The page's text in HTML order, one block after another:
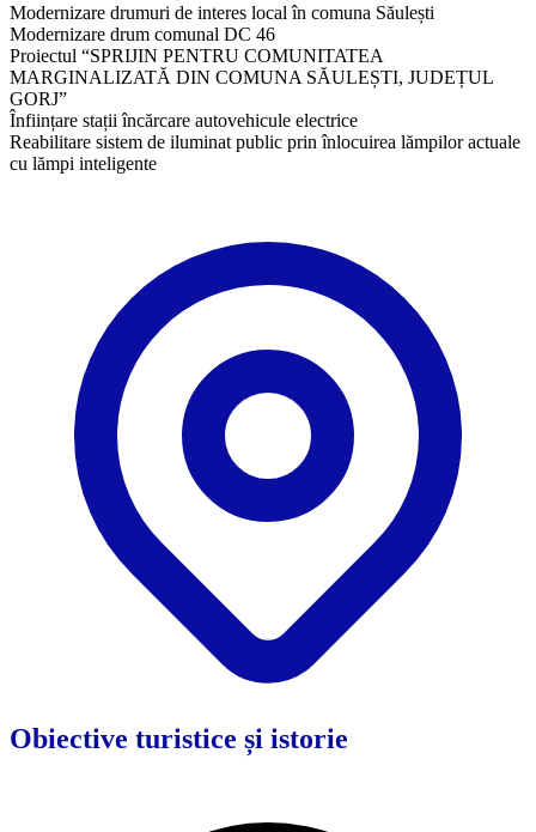
Modernizare drumuri de interes local în comuna Săulești
Modernizare drum comunal DC 46
Proiectul “SPRIJIN PENTRU COMUNITATEA
MARGINALIZATĂ DIN COMUNA SĂULEȘTI, JUDEȚUL
GORJ”
Înființare stații încărcare autovehicule electrice
Reabilitare sistem de iluminat public prin înlocuirea lămpilor actuale
cu lămpi inteligente
Obiective turistice și istorie